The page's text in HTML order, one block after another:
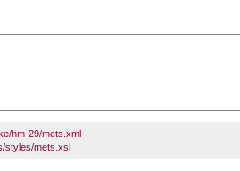
hm-29/mets.xml
styles/mets.xsl